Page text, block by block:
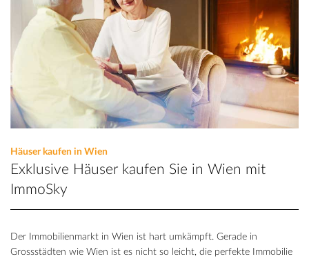
Häuser kaufen in Wien
Exklusive Häuser kaufen Sie in Wien mit
ImmoSky
Der Immobilienmarkt in Wien ist hart umkämpft. Gerade in
Grossstädten wie Wien ist es nicht so leicht, die perfekte Immobilie